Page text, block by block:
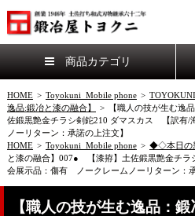
商品カテゴリ
HOME > Toyokuni_Mobile phone >
逸品:鍛冶と漆の融合】
>
【職人の技が生む逸
佐鍛黒艶金チラシ剣鉈210 ダマスカス 【訳有
ノーリターン：承諾の上注文】
HOME > Toyokuni_Mobile phone > ◆◇本日
と漆の融合】007● 【漆拵】土佐鍛黒艶金チ
会展示品：傷有 ノークレームノーリターン：承
【職人の技が生む逸品：